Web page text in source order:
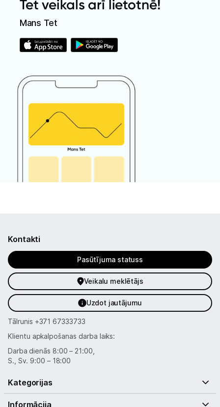
Tet veikals arī lietotnē!
Mans Tet
Kontakti
Pasūtījuma statuss
Veikalu meklētājs
Uzdot jautājumu
Tālrunis +371 67333733
Klientu apkalpošanas darba laiks:
Darba dienās 8:00 – 21:00,
S., Sv. 9:00 – 18:00
Kategorijas
Informācija